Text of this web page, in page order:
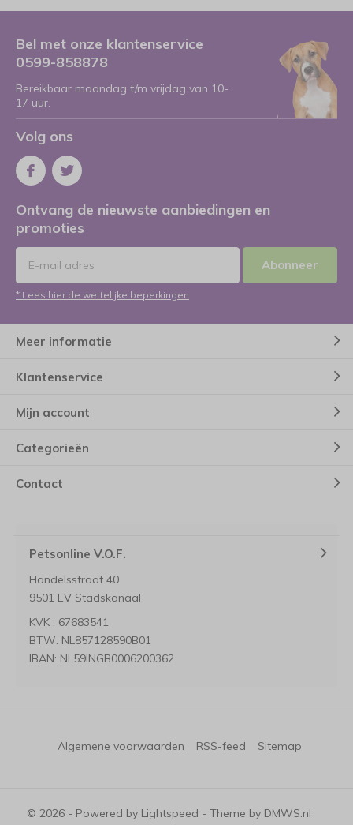
Bel met onze klantenservice
0599-858878
Bereikbaar maandag t/m vrijdag van 10-
17 uur.
Volg ons
Ontvang de nieuwste aanbiedingen en
promoties
Abonneer
* Lees hier de wettelijke beperkingen
Meer informatie
Klantenservice
Mijn account
Categorieën
Contact
Petsonline V.O.F.
Handelsstraat 40
9501 EV Stadskanaal
KVK : 67683541
BTW: NL857128590B01
IBAN: NL59INGB0006200362
© 2026 - Powered by Lightspeed - Theme by DMWS.nl
Algemene voorwaarden RSS-feed Sitemap